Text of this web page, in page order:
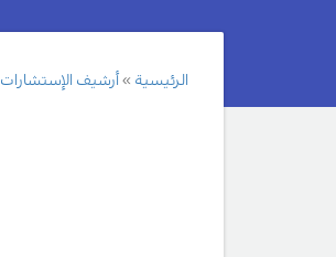
الرئيسية أرشيف الإستشارات